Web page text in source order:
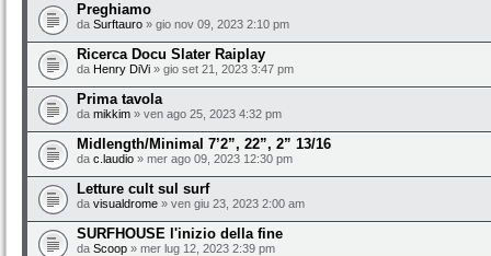
Preghiamo
da Surftauro » gio nov 09, 2023 2:10 pm
Ricerca Docu Slater Raiplay
da Henry DiVi » gio set 21, 2023 3:47 pm
Prima tavola
da mikkim » ven ago 25, 2023 4:32 pm
Midlength/Minimal 7’2”, 22”, 2” 13/16
da c.laudio » mer ago 09, 2023 12:30 pm
Letture cult sul surf
da visualdrome » ven giu 23, 2023 2:00 am
SURFHOUSE l'inizio della fine
da Scoop » mer lug 12, 2023 2:39 pm